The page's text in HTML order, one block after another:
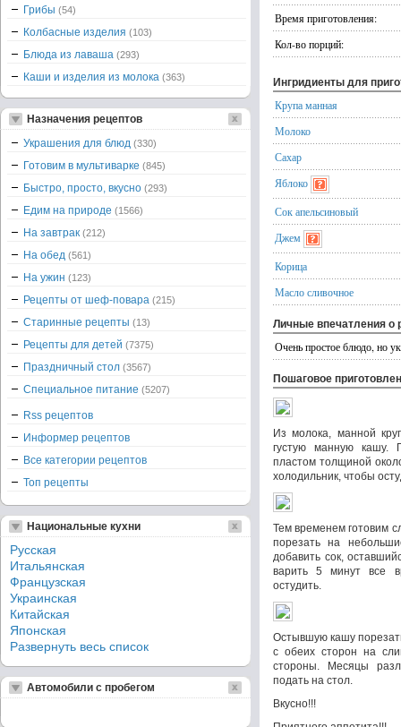
Время приготовления:
Кол-во порций:
Ингридиенты для
Крупа манная
Молоко
Сахар
Яблоко
Сок апельсиновый
Джем
Корица
Масло сливочное
Личные впечатления о
Очень простое блюдо, но
Пошаговое
Из молока, манной
густую манную кашу.
пластом толщиной
холодильник, чтобы
Тем временем готовим
порезать на
добавить сок,
варить 5 минут все
остудить.
Остывшую кашу
с обеих сторон на
стороны. Месяцы
подать на стол.
Вкусно!!!
Грибы (54)
Колбасные изделия (103)
Блюда из лаваша (293)
Каши и изделия из молока (363)
Назначения рецептов
Украшения для блюд (330)
Готовим в мультиварке (845)
Быстро, просто, вкусно (293)
Едим на природе (1566)
На завтрак (212)
На обед (561)
На ужин (123)
Рецепты от шеф-повара (215)
Старинные рецепты (13)
Рецепты для детей (7375)
Праздничный стол (3567)
Специальное питание (5207)
Rss рецептов
Информер рецептов
Все категории рецептов
Топ рецепты
Национальные кухни
Русская
Итальянская
Французская
Украинская
Китайская
Японская
Развернуть весь список
Автомобили с пробегом